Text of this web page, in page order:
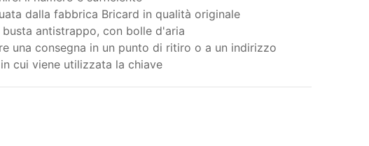
dalla fabbrica Bricard in qualità originale
busta antistrappo, con bolle d'aria
una consegna in un punto di ritiro o a un indirizzo
cui viene utilizzata la chiave